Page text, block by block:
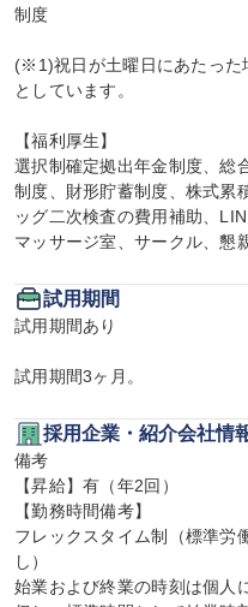
制度
(※1)祝日が土曜日にあたった
としています。
【福利厚生】
選択制確定拠出年金制度、総
制度、財形貯蓄制度、株式累
ッグ二次検査の費用補助、
マッサージ室、サークル、懇
試用期間
試用期間あり
試用期間3ヶ月。
採用企業・紹介会社情
備考
【昇給】有（年2回）
【勤務時間備考】
フレックスタイム制（標準
し）
始業および終業の時刻は個人